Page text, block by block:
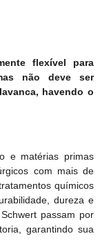
flexível para
não deve ser
havendo o
e matérias primas
com mais de
químicos
dureza e
passam por
garantindo sua